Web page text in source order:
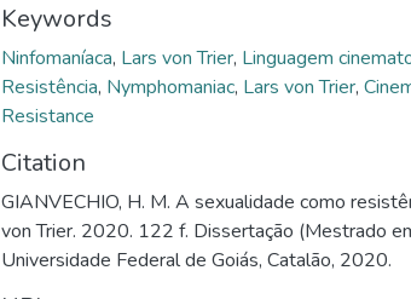
Keywords
Ninfomaníaca, Lars von Trier, Linguagem
Resistência, Nymphomaniac, Lars von Trier,
Resistance
Citation
GIANVECHIO, H. M. A sexualidade como
von Trier. 2020. 122 f. Dissertação (Mestrado
Universidade Federal de Goiás, Catalão, 2020.